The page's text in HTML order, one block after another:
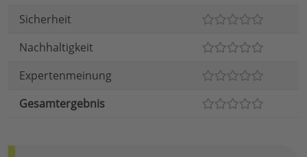
Sicherheit
Nachhaltigkeit
Expertenmeinung
Gesamtergebnis